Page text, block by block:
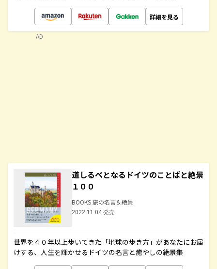
詳細を見る
道しるべとなるドイツのことばと絶景
１００
BOOKS 旅の名言＆絶景
2022.11.04 発売
世界を４０年以上歩いてきた「地球の歩き方」があなたにお届
けする、人生を輝かせるドイツの名言と癒やしの絶景集
AD